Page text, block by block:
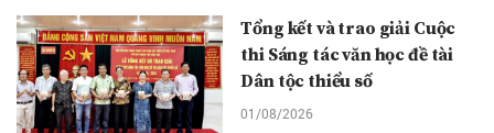
Tổng kết và trao giải Cuộc
thi Sáng tác văn học đề tài
Dân tộc thiểu số
01/08/2026